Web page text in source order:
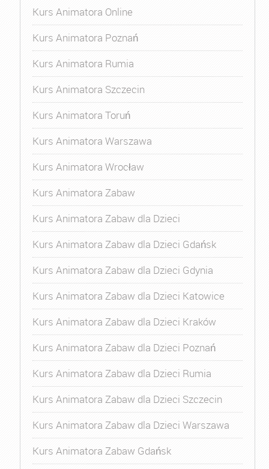
Kurs Animatora Online
Kurs Animatora Poznań
Kurs Animatora Rumia
Kurs Animatora Szczecin
Kurs Animatora Toruń
Kurs Animatora Warszawa
Kurs Animatora Wrocław
Kurs Animatora Zabaw
Kurs Animatora Zabaw dla Dzieci
Kurs Animatora Zabaw dla Dzieci Gdańsk
Kurs Animatora Zabaw dla Dzieci Gdynia
Kurs Animatora Zabaw dla Dzieci Katowice
Kurs Animatora Zabaw dla Dzieci Kraków
Kurs Animatora Zabaw dla Dzieci Poznań
Kurs Animatora Zabaw dla Dzieci Rumia
Kurs Animatora Zabaw dla Dzieci Szczecin
Kurs Animatora Zabaw dla Dzieci Warszawa
Kurs Animatora Zabaw Gdańsk